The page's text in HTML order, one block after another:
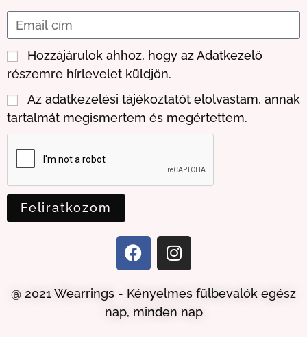
Hozzájárulok ahhoz, hogy az Adatkezelő
részemre hírlevelet küldjön.
Az adatkezelési tájékoztatót elolvastam, annak
tartalmát megismertem és megértettem.
Feliratkozom
@ 2021 Wearrings - Kényelmes fülbevalók egész
nap, minden nap